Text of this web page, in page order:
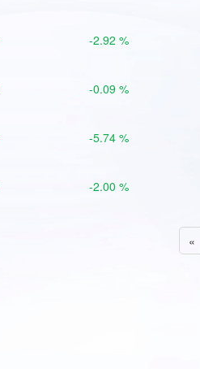
-2.92 %
-0.09 %
-5.74 %
-2.00 %
«